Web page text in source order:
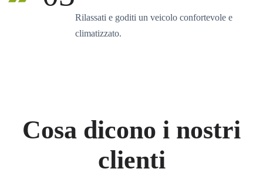
Rilassati e goditi un veicolo confortevole e
climatizzato.
Cosa dicono i nostri
clienti